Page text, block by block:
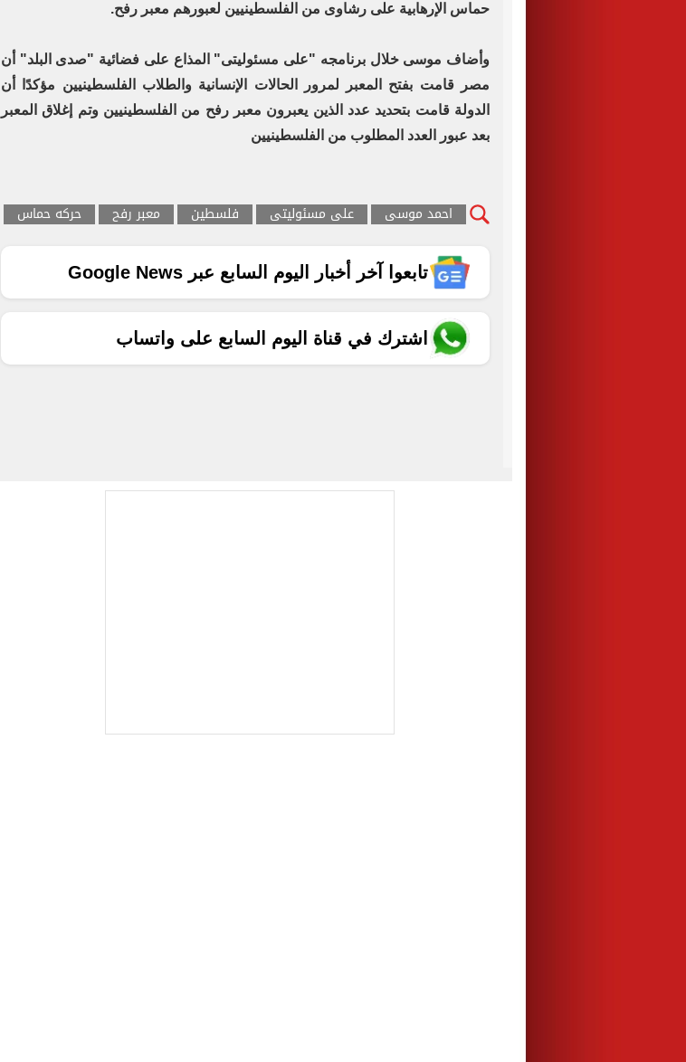
حماس الإرهابية على رشاوى من الفلسطينيين لعبورهم معبر رفح.
وأضاف موسى خلال برنامجه "على مسئوليتى" المذاع على فضائية "صدى البلد" أن
مصر قامت بفتح المعبر لمرور الحالات الإنسانية والطلاب الفلسطينيين مؤكدًا أن
الدولة قامت بتحديد عدد الذين يعبرون معبر رفح من الفلسطينيين وتم إغلاق المعبر
بعد عبور العدد المطلوب من الفلسطينيين
احمد موسى على مسئوليتى فلسطين معبر رفح حركه حماس
تابعوا آخر أخبار اليوم السابع عبر Google News
اشترك في قناة اليوم السابع على واتساب